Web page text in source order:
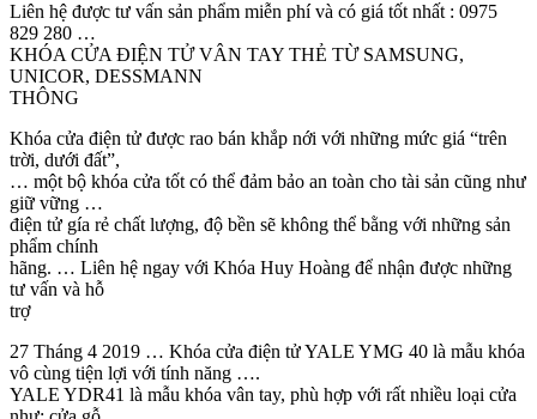
Liên hệ được tư vấn sản phẩm miễn phí và có giá tốt nhất : 0975
829 280 …
KHÓA CỬA ĐIỆN TỬ VÂN TAY THẺ TỪ SAMSUNG,
UNICOR, DESSMANN
THÔNG
Khóa cửa điện tử được rao bán khắp nới với những mức giá “trên
trời, dưới đất”,
… một bộ khóa cửa tốt có thể đảm bảo an toàn cho tài sản cũng như
giữ vững …
điện tử gía rẻ chất lượng, độ bền sẽ không thể bằng với những sản
phẩm chính
hãng. … Liên hệ ngay với Khóa Huy Hoàng để nhận được những
tư vấn và hỗ
trợ
27 Tháng 4 2019 … Khóa cửa điện tử YALE YMG 40 là mẫu khóa
vô cùng tiện lợi với tính năng ….
YALE YDR41 là mẫu khóa vân tay, phù hợp với rất nhiều loại cửa